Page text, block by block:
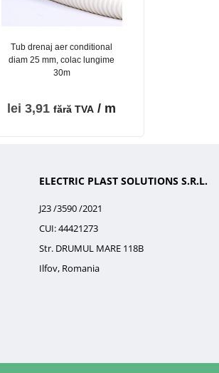
Tub drenaj aer conditional
diam 25 mm, colac lungime
30m
lei 3,91 fără TVA / m
ELECTRIC PLAST SOLUTIONS S.R.L.
J23 /3590 /2021
CUI: 44421273
Str. DRUMUL MARE 118B
Ilfov, Romania